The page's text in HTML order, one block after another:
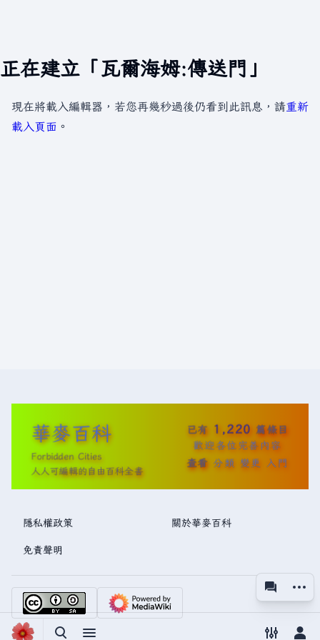
正在建立「瓦爾海姆:傳送門」
視圖
更多
現在將載入編輯器，若您再幾秒過後仍看到此訊息，請重新
載入頁面 。
華麥百科
Forbidden Cities
人人可編輯的自由百科全書
已有 1,220 篇條目
歡迎各位完善內容
查看 分類 變更 入門
隱私權政策 關於華麥百科
免責聲明